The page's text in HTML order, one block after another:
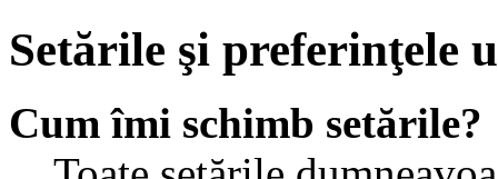
Setările şi preferinţele
Cum îmi schimb setările?